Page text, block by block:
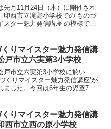
先月11月24日（木）に開催され
印西市立滝野小学校での‘ものづ
スター魅力発信講座’の模様で
イスター魅力発信講座は畳と大
による実...
くりマイスター魅力発信講
戸市立六実第3小学校
戸市立六実第3小学校に於い
くりマイスター魅力発信講座’が
ました。今回は6年生の児童77
た児童は31名、講師は米井畳店
ミさん）...
くりマイスター魅力発信講
西市立西の原小学校